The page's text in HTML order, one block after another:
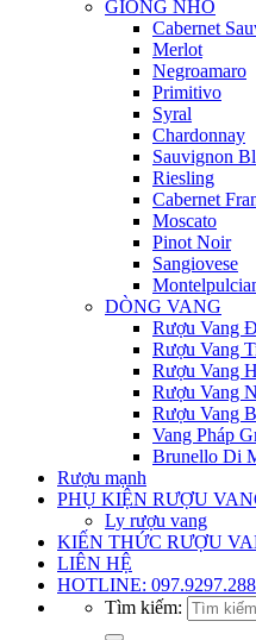
GIỐNG NHO
Cabernet
Merlot
Negroamaro
Primitivo
Syral
Chardonnay
Sauvignon
Riesling
Cabernet
Moscato
Pinot Noir
Sangiovese
DÒNG VANG
Rượu Vang
Rượu Vang
Rượu Vang
Rượu Vang
Rượu Vang
Vang Pháp
Brunello Di
Rượu mạnh
PHỤ KIỆN RƯỢU
Ly rượu vang
KIẾN THỨC RƯỢU
LIÊN HỆ
HOTLINE: 097.9297.288
Tìm kiếm: